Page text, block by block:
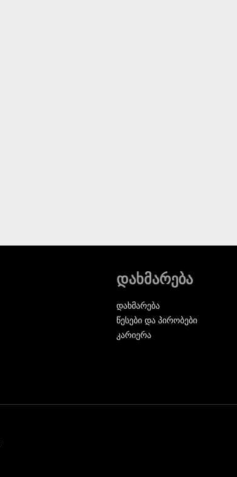
დახმარება
დახმარება
წესები და პირობები
კარიერა